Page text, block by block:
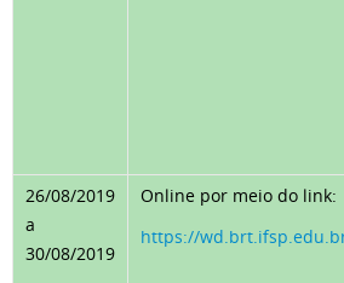
26/08/2019
a
30/08/2019
Online por meio do link:
https://